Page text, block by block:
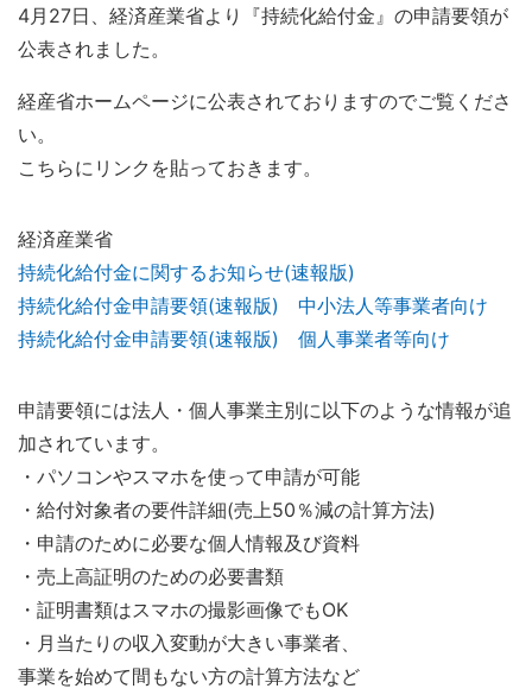
4月27日、経済産業省より『持続化給付金』の申請要領が
公表されました。
経産省ホームページに公表されておりますのでご覧くださ
い。
こちらにリンクを貼っておきます。
経済産業省
持続化給付金に関するお知らせ(速報版)
持続化給付金申請要領(速報版) 中小法人等事業者向け
持続化給付金申請要領(速報版) 個人事業者等向け
申請要領には法人・個人事業主別に以下のような情報が追
加されています。
・パソコンやスマホを使って申請が可能
・給付対象者の要件詳細(売上50％減の計算方法)
・申請のために必要な個人情報及び資料
・売上高証明のための必要書類
・証明書類はスマホの撮影画像でもOK
・月当たりの収入変動が大きい事業者、
事業を始めて間もない方の計算方法など